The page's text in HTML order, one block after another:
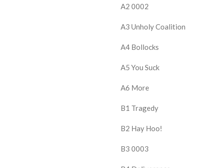
A2 0002
A3 Unholy Coalition
A4 Bollocks
A5 You Suck
A6 More
B1 Tragedy
B2 Hay Hoo!
B3 0003